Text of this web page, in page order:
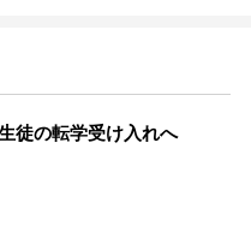
徒の転学受け入れへ